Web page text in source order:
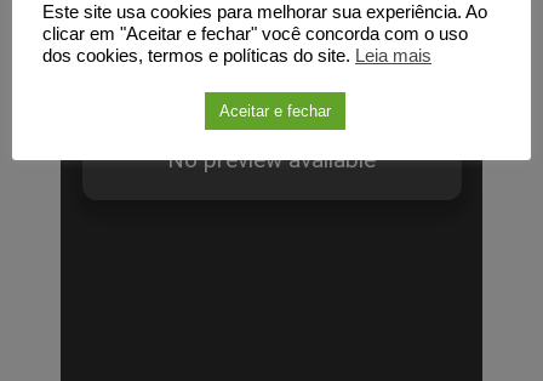
Este site usa cookies para melhorar sua experiência. Ao
clicar em "Aceitar e fechar" você concorda com o uso
dos cookies, termos e políticas do site. Leia mais
Aceitar e fechar